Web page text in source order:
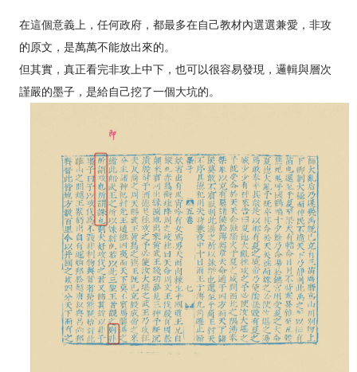
在這個意義上，任何政府，都最多在自己教材內選選兼愛，非攻
的原文，是萬萬不能放出來的。
但其實，真正看完非攻上中下，也可以很容易發現，邏輯與層次
謹嚴的墨子，是給自己挖了一個大坑的。